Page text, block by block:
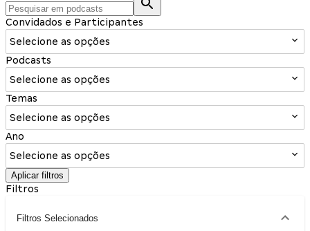
Convidados e Participantes
Selecione as opções
Podcasts
Selecione as opções
Temas
Selecione as opções
Ano
Selecione as opções
Aplicar filtros
Filtros
Filtros Selecionados